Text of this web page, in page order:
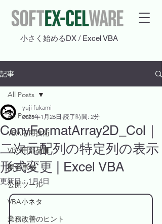
​小さく始めるDX / Excel VBA
記事
All Posts
VBA応用技術
VBA用部品庫
開発事例
公開ツール
VBA小ネタ
業務改善のヒント
All Posts
ConvFormatArray2D_Col｜
二次元配列の特定列の表示
形式変更 | Excel VBA
yuji fukami
2025年1月26日 読了時間: 2分
更新日：1月4日